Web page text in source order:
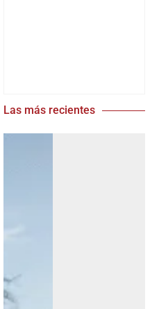
Las más recientes